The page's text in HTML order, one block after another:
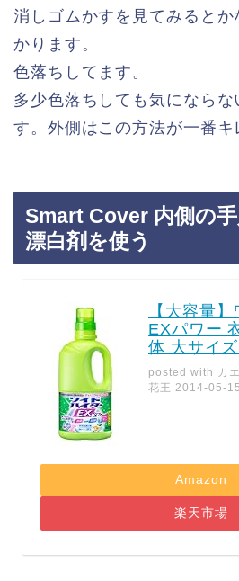
消しゴムかすを見てみると
かります。
色落ちしてます。
多少色落ちしても気になら
す。外側はこの方法が一番キ
Smart Cover 内側の
漂白剤を使う
【大容量
EXパワー
体 大サイ
posted with カ
花王 2014-05-15
Amazon
楽天市場